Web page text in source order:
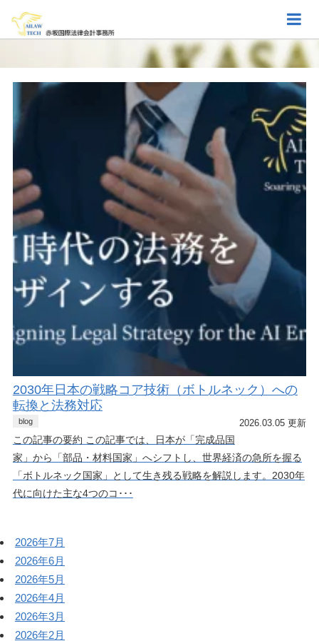
2030年日本の戦略コア技術（ボトルネック）への
転換と法務対応
blog 2026.03.05 更新
この記事の要約 この記事では、日本が「完成品国
家」から「部品・材料国家」へシフトし、世界経済の急所を握る
「ボトルネック国家」として生き残る戦略を解説します。2030年
代に向けた主な4つのコ･･･
2026年7月
2026年6月
2026年5月
2026年4月
2026年3月
2026年2月